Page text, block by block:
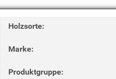
Holzsorte:
Marke:
Produktgruppe: